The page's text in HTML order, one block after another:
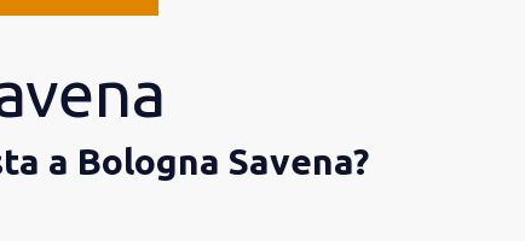
a Bologna Savena?